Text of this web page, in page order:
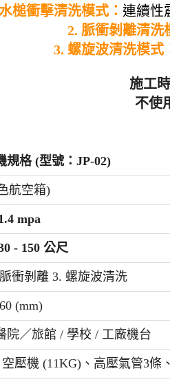
槌衝擊清洗模式： 連續性
2. 脈衝剝離清洗
3. 螺旋波清洗模式
施工
不使
規格 (型號：JP-02)
航空箱)
mpa
- 150 公尺
衝剝離 3. 螺旋波清洗
(mm)
院／旅館 / 學校 / 工廠機台
壓機 (11KG)、高壓氣管3條